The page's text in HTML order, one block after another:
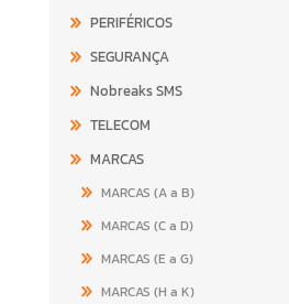
PERIFÉRICOS
SEGURANÇA
Nobreaks SMS
TELECOM
MARCAS
MARCAS (A a B)
MARCAS (C a D)
MARCAS (E a G)
MARCAS (H a K)